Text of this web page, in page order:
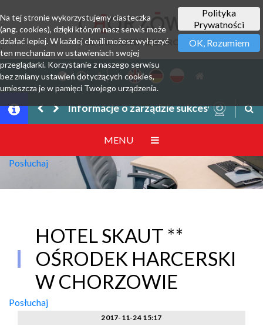
PORTAL PRZEDSIĘBIORCY
Informacje o zarządzie sukcesyjnym
MENU
Posłuchaj
HOTEL SKAUT **
OŚRODEK HARCERSKI
W CHORZOWIE
Posłuchaj
2017-11-24 15:17
Polityka
Prywatności
OK, Rozumiem
Na tej stronie wykorzystujemy ciasteczka
(ang. cookies), dzięki którym nasz serwis może
działać lepiej. W każdej chwili możesz wyłączyć
ten mechanizm w ustawieniach swojej
przeglądarki. Korzystanie z naszego serwisu
bez zmiany ustawień dotyczących cookies,
umieszcza je w pamięci Twojego urządzenia.